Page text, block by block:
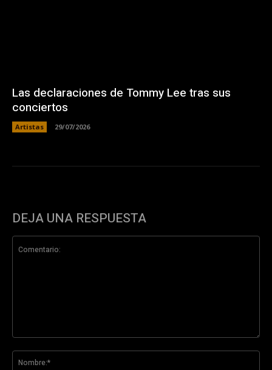
Las declaraciones de Tommy Lee tras sus
conciertos
Artistas 29/07/2026
DEJA UNA RESPUESTA